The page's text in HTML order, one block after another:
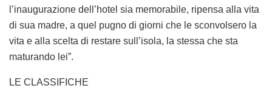
l’inaugurazione dell’hotel sia memorabile, ripensa alla vita
di sua madre, a quel pugno di giorni che le sconvolsero la
vita e alla scelta di restare sull’isola, la stessa che sta
maturando lei”.
LE CLASSIFICHE